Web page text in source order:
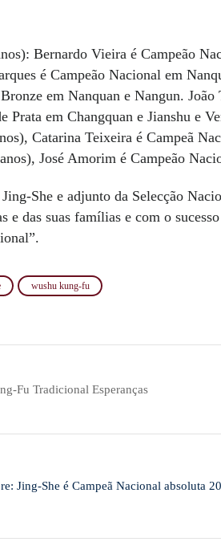
Bernardo Vieira é Campeão
é Campeão Nacional em
em Nanquan e Nangun.
Prata em Changquan e Jianshu e
Catarina Teixeira é Campeã
José Amorim é Campeão
She e adjunto da Selecção
e das suas famílias e com o
wushu kung-fu
Fu Tradicional Esperanças
Jing-She é Campeã Nacional absoluta